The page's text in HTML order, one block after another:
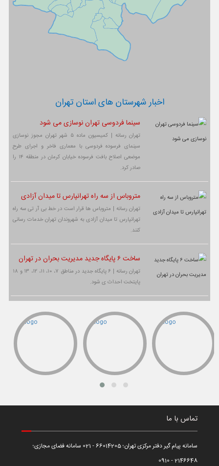
اخبار شهرستان های استان تهران
سینما فردوسی تهران نوسازی می شود
تهران رسانه | کمیسیون ماده ۵ شهر تهران مجوز نوسازی
سینمای فرسوده فردوسی با معماری فاخر و اجرای طرح
موضعی اصلاح بافت فرسوده خیابان کرمان در منطقه ۱۴ را
صادر کرد.
متروباس از سه راه تهرانپارس تا میدان آزادی
تهران رسانه | متروباس ها قرار است در خط بی آر تی سه راه
تهرانپارس تا میدان آزادی به شهروندان تهران خدمات رسانی
کنند.
ساخت ۶ پایگاه جدید مدیریت بحران در تهران
تهران رسانه | ۶ پایگاه جدید در مناطق ۷، ۱۰، ۱۱، ۱۲، ۱۳ و ۱۸
پایتخت احداث ی شود.
تماس با ما
سامانه پیام گیر دفتر مرکزی تهران؛ 66014205 - 021 سامانه فضای مجازی؛
2146648 - 0910